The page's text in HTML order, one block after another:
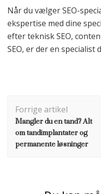
Når du vælger SEO-
ekspertise med dine
efter teknisk SEO,
SEO, er der en
Forrige artikel
Mangler du en tand? Alt
om tandimplantater og
permanente løsninger